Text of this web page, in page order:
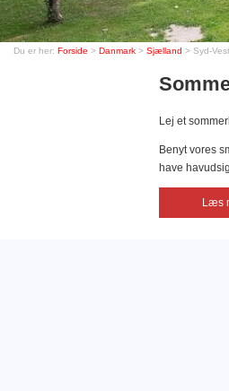
Du er her: Forside > Danmark > Sjælland > Syd-
Lej et
Benyt vores
have
Læs